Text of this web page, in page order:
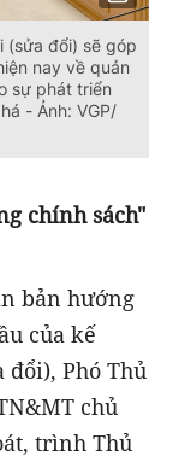
(sửa đổi) sẽ góp
nay về quản
sự phát triển
- Ảnh: VGP/
chính sách"
bản hướng
của kế
Phó Thủ
chủ
trình Thủ